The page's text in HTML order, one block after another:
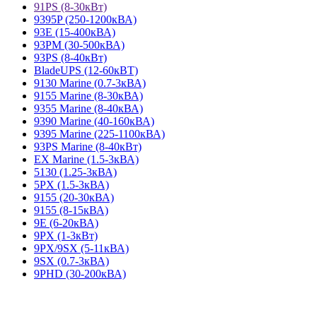
91PS (8-30кВт)
9395P (250-1200кВА)
93E (15-400кВА)
93PM (30-500кВА)
93PS (8-40кВт)
BladeUPS (12-60кВТ)
9130 Marine (0.7-3кВА)
9155 Marine (8-30кВА)
9355 Marine (8-40кВА)
9390 Marine (40-160кВА)
9395 Marine (225-1100кВА)
93PS Marine (8-40кВт)
EX Marine (1.5-3кВА)
5130 (1.25-3кВА)
5PX (1.5-3кВА)
9155 (20-30кВА)
9155 (8-15кВА)
9E (6-20кВА)
9PX (1-3кВт)
9PX/9SX (5-11кВА)
9SX (0.7-3кВА)
9PHD (30-200кВА)